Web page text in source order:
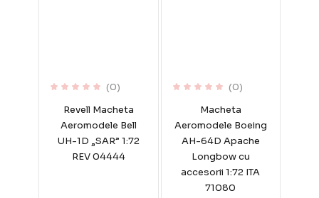
(0)
Revell Macheta
Aeromodele Bell
UH-1D „SAR” 1:72
REV 04444
(0)
Macheta
Aeromodele Boeing
AH-64D Apache
Longbow cu
accesorii 1:72 ITA
71080